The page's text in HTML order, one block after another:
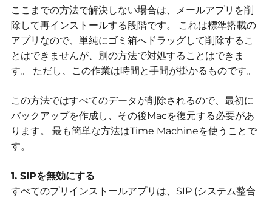
ここまでの方法で解決しない場合は、メールアプリを削
除して再インストールする段階です。
これは標準搭載の
アプリなので、単純にゴミ箱へドラッグして削除するこ
とはできませんが、別の方法で対処することはできま
す。
ただし、この作業は時間と手間が掛かるものです。
この方法ではすべてのデータが削除されるので、最初に
バックアップを作成し、その後Macを復元する必要があ
ります。
最も簡単な方法はTime Machineを使うことで
す。
1. SIPを無効にする
すべてのプリインストールアプリは、SIP (システム整合